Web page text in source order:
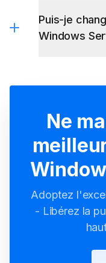
Puis-je
Windows
Ne
Adoptez
- Libérez la